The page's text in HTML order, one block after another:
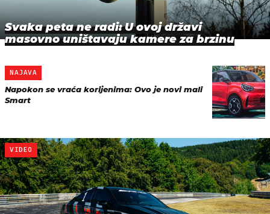
Svaka peta ne radi: U ovoj državi
masovno uništavaju kamere za brzinu
NAJAVA
Napokon se vraća korijenima: Ovo je novi mali
Smart
VIDEO